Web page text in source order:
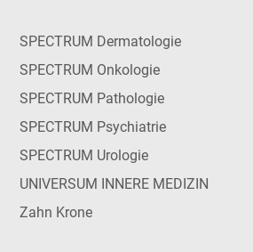
SPECTRUM Dermatologie
SPECTRUM Onkologie
SPECTRUM Pathologie
SPECTRUM Psychiatrie
SPECTRUM Urologie
UNIVERSUM INNERE MEDIZIN
Zahn Krone